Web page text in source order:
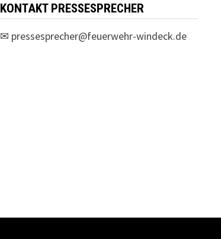
KONTAKT PRESSESPRECHER
✉ pressesprecher@feuerwehr-windeck.de